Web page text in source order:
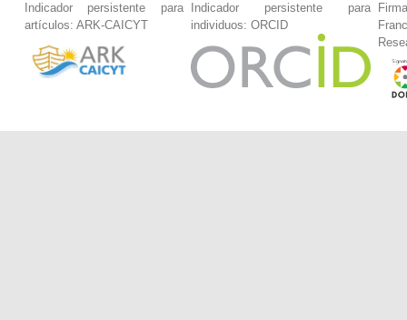
Indicador persistente para
artículos: ARK-CAICYT
Indicador persistente para
individuos: ORCID